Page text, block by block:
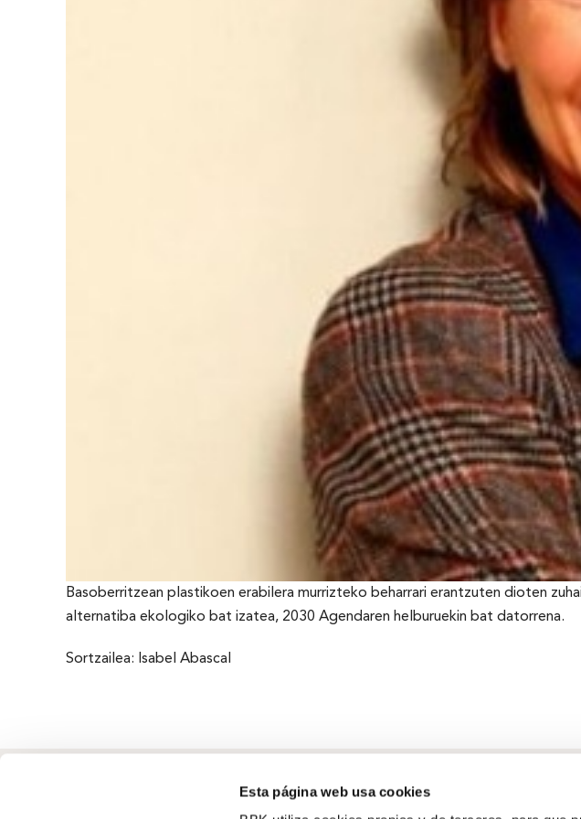
Esta página web usa cookies
Basoberritzean plastikoen erabilera murrizteko beharrari erantzuten dioten
alternatiba ekologiko bat izatea, 2030 Agendaren helburuekin bat datorrena.
Sortzailea: Isabel Abascal